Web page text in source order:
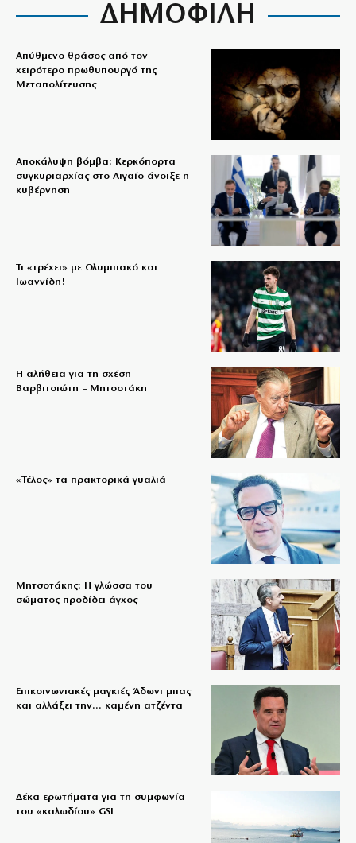
ΔΗΜΟΦΙΛΗ
Απύθμενο θράσος από τον
χειρότερο πρωθυπουργό της
Μεταπολίτευσης
Αποκάλυψη βόμβα: Κερκόπορτα
συγκυριαρχίας στο Αιγαίο άνοιξε η
κυβέρνηση
Τι «τρέχει» με Ολυμπιακό και
Ιωαννίδη!
Η αλήθεια για τη σχέση
Βαρβιτσιώτη – Μητσοτάκη
«Τέλος» τα πρακτορικά γυαλιά
Μητσοτάκης: Η γλώσσα του
σώματος προδίδει άγχος
Επικοινωνιακές μαγκιές Άδωνι μπας
και αλλάξει την… καμένη ατζέντα
Δέκα ερωτήματα για τη συμφωνία
του «καλωδίου» GSI